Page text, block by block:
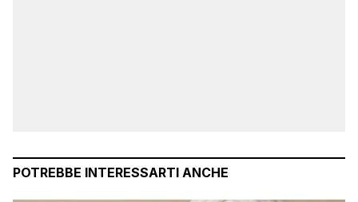
POTREBBE INTERESSARTI ANCHE